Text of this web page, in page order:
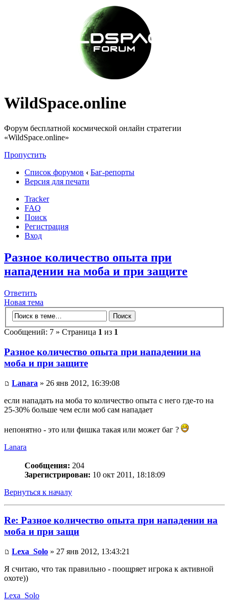
WildSpace.online
Форум бесплатной космической онлайн стратегии
«WildSpace.online»
Пропустить
Список форумов ‹ Баг-репорты
Версия для печати
Tracker
FAQ
Поиск
Регистрация
Вход
Разное количество опыта при
нападении на моба и при защите
Ответить
Новая тема
Сообщений: 7 » Страница 1 из 1
Разное количество опыта при нападении на
моба и при защите
Lanara » 26 янв 2012, 16:39:08
если нападать на моба то количество опыта с него где-то на
25-30% больше чем если моб сам нападает
непонятно - это или фишка такая или может баг ?
Lanara
Сообщения: 204
Зарегистрирован: 10 окт 2011, 18:18:09
Вернуться к началу
Re: Разное количество опыта при нападении на
моба и при защи
Lexa_Solo » 27 янв 2012, 13:43:21
Я считаю, что так правильно - поощряет игрока к активной
охоте))
Lexa_Solo